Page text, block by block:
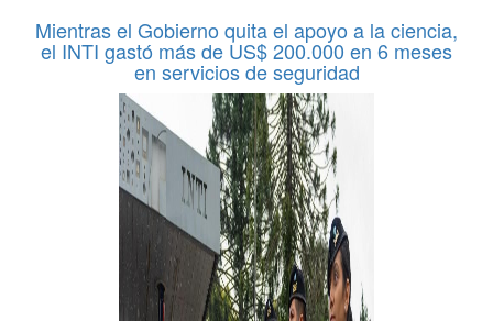
Mientras el Gobierno quita el apoyo a la ciencia,
el INTI gastó más de US$ 200.000 en 6 meses
en servicios de seguridad